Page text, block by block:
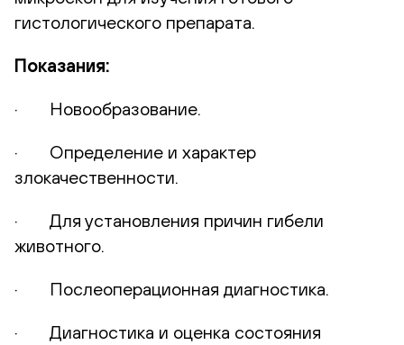
гистологического препарата.
Показания:
· Новообразование.
· Определение и характер
злокачественности.
· Для установления причин гибели
животного.
· Послеоперационная диагностика.
· Диагностика и оценка состояния